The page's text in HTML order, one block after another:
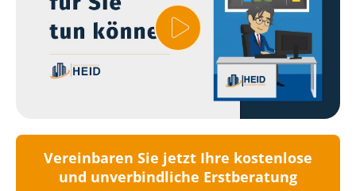
Vereinbaren Sie jetzt Ihre kostenlose
und unverbindliche Erstberatung